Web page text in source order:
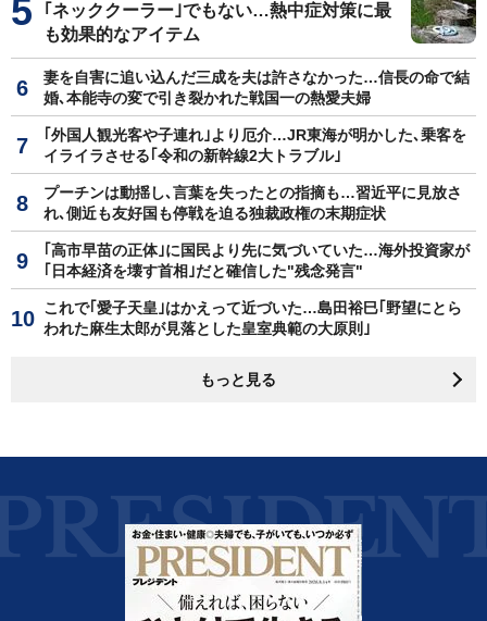
｢ネッククーラー｣でもない…熱中症対策に最
も効果的なアイテム
妻を自害に追い込んだ三成を夫は許さなかった…信長の命で結
婚､本能寺の変で引き裂かれた戦国一の熱愛夫婦
｢外国人観光客や子連れ｣より厄介…JR東海が明かした､乗客を
イライラさせる｢令和の新幹線2大トラブル｣
プーチンは動揺し､言葉を失ったとの指摘も…習近平に見放さ
れ､側近も友好国も停戦を迫る独裁政権の末期症状
｢高市早苗の正体｣に国民より先に気づいていた…海外投資家が
｢日本経済を壊す首相｣だと確信した"残念発言"
これで｢愛子天皇｣はかえって近づいた…島田裕巳｢野望にとら
われた麻生太郎が見落とした皇室典範の大原則｣
もっと見る